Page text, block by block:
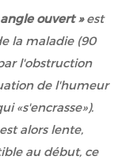
ouvert »est
la maladie (90
l'obstruction
de l'humeur
«s'encrasse»).
alors lente,
au début, ce